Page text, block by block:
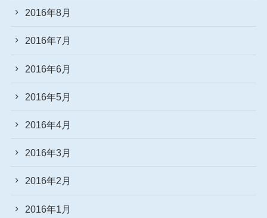
2016年8月
2016年7月
2016年6月
2016年5月
2016年4月
2016年3月
2016年2月
2016年1月